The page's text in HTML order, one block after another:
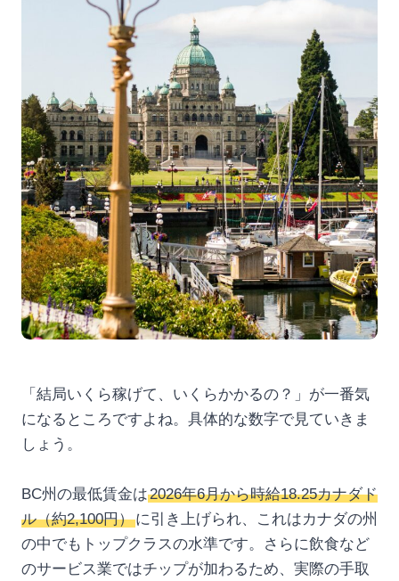
「結局いくら稼げて、いくらかかるの？」が一番気
になるところですよね。具体的な数字で見ていきま
しょう。
BC州の最低賃金は2026年6月から時給18.25カナダド
ル（約2,100円）に引き上げられ、これはカナダの州
の中でもトップクラスの水準です。さらに飲食など
のサービス業ではチップが加わるため、実際の手取